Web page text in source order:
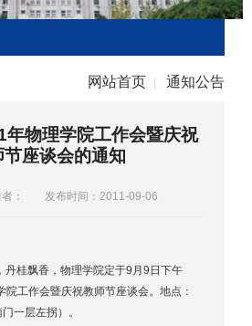
网站首页 通知公告
年物理学院工作会暨庆祝
节座谈会的通知
： 发布时间：2011-09-06
桂飘香，物理学院定于9月9日下午
工作会暨庆祝教师节座谈会。地点：
一层左拐）。